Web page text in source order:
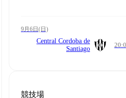
9月6日(日)
Central Cordoba de
Santiago
競技場